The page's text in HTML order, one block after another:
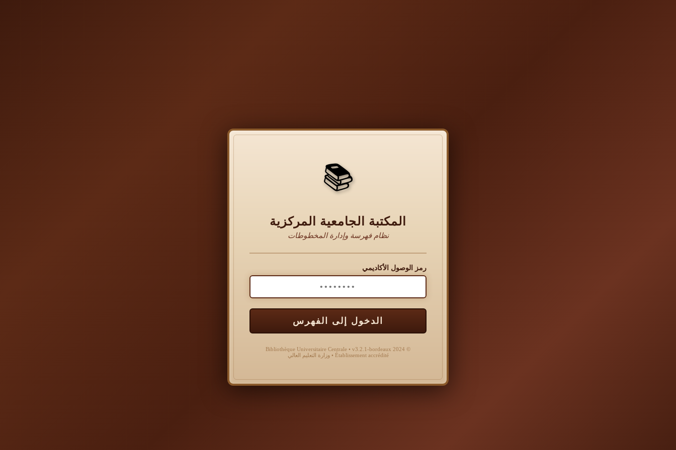
📚
المكتبة الجامعية المركزية
نظام فهرسة وإدارة المخطوطات
رمز الوصول الأكاديمي
الدخول إلى الفهرس
© 2024 Bibliothèque Universitaire Centrale • v3.2.1-bordeaux
Établissement accrédité • وزارة التعليم العالي